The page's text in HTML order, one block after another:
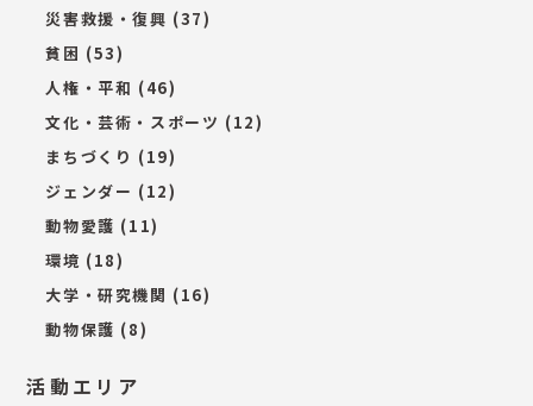
災害救援・復興 (37)
貧困 (53)
人権・平和 (46)
文化・芸術・スポーツ (12)
まちづくり (19)
ジェンダー (12)
動物愛護 (11)
環境 (18)
大学・研究機関 (16)
動物保護 (8)
活動エリア